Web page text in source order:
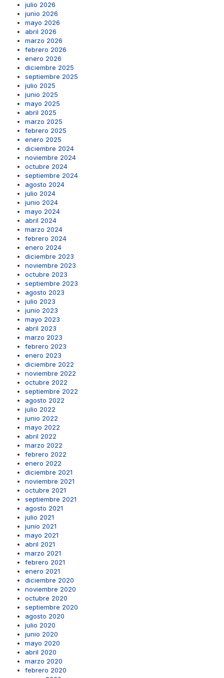
julio 2026
junio 2026
mayo 2026
abril 2026
marzo 2026
febrero 2026
enero 2026
diciembre 2025
septiembre 2025
julio 2025
junio 2025
mayo 2025
abril 2025
marzo 2025
febrero 2025
enero 2025
diciembre 2024
noviembre 2024
octubre 2024
septiembre 2024
agosto 2024
julio 2024
junio 2024
mayo 2024
abril 2024
marzo 2024
febrero 2024
enero 2024
diciembre 2023
noviembre 2023
octubre 2023
septiembre 2023
agosto 2023
julio 2023
junio 2023
mayo 2023
abril 2023
marzo 2023
febrero 2023
enero 2023
diciembre 2022
noviembre 2022
octubre 2022
septiembre 2022
agosto 2022
julio 2022
junio 2022
mayo 2022
abril 2022
marzo 2022
febrero 2022
enero 2022
diciembre 2021
noviembre 2021
octubre 2021
septiembre 2021
agosto 2021
julio 2021
junio 2021
mayo 2021
abril 2021
marzo 2021
febrero 2021
enero 2021
diciembre 2020
noviembre 2020
octubre 2020
septiembre 2020
agosto 2020
julio 2020
junio 2020
mayo 2020
abril 2020
marzo 2020
febrero 2020